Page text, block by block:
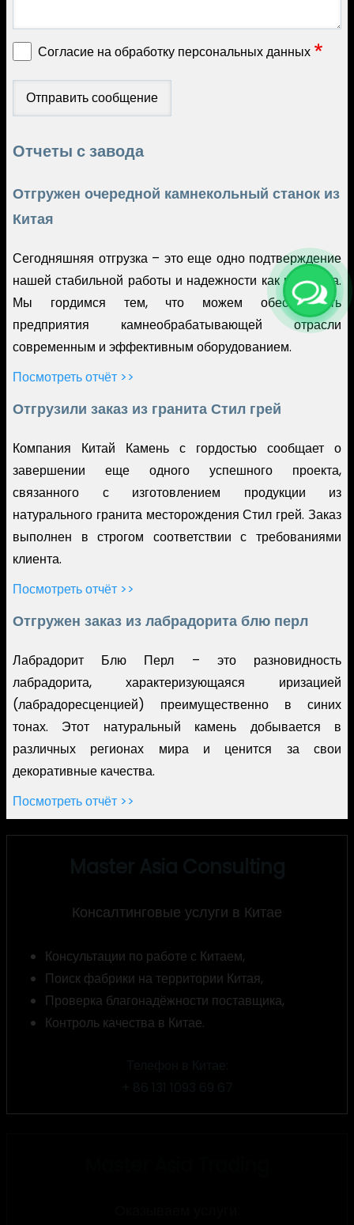
Согласие на обработку персональных данных
Отчеты с завода
Отгружен очередной камнекольный станок из
Китая
Сегодняшняя отгрузка – это еще одно подтверждение
нашей стабильной работы и надежности как партнера.
Мы гордимся тем, что можем обеспечивать
предприятия камнеобрабатывающей отрасли
современным и эффективным оборудованием.
Посмотреть отчёт >>
Отгрузили заказ из гранита Стил грей
Компания Китай Камень с гордостью сообщает о
завершении еще одного успешного проекта,
связанного с изготовлением продукции из
натурального гранита месторождения Стил грей. Заказ
выполнен в строгом соответствии с требованиями
клиента.
Посмотреть отчёт >>
Отгружен заказ из лабрадорита блю перл
Лабрадорит Блю Перл – это разновидность
лабрадорита, характеризующаяся иризацией
(лабрадоресценцией) преимущественно в синих
тонах. Этот натуральный камень добывается в
различных регионах мира и ценится за свои
декоративные качества.
Посмотреть отчёт >>
Консалтинговые услуги в Китае
Консультации по работе с Китаем,
Поиск фабрики на территории Китая,
Проверка благонадёжности поставщика,
Контроль качества в Китае.